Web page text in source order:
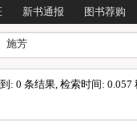
新书通报 图书荐购
: 0 条结果, 检索时间: 0.057